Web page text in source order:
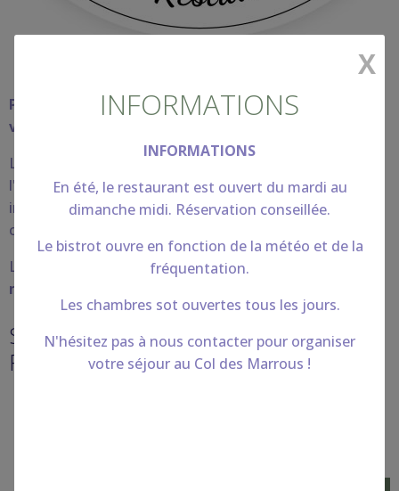
Privilégiez la réservation en direct, on s'occupe de
vous, on s’occupe de tout
Lorsque vous réservez en direct, vous confiez à l'hôtel
l'intégralité de votre réservation. L'hôtel est votre seul
interlocuteur et nous savons prendre soin de nos
clients.
Lorsque vous
réservez en direct, nos tarifs sont
moins chers et notre attention totale.
SOYEZ MALIN - 3 MANIÈRES DE
RÉSERVER MOINS CHER :
X
INFORMATIONS
INFORMATIONS
En été, le restaurant est ouvert du mardi au
dimanche midi. Réservation conseillée.
Le bistrot ouvre en fonction de la météo et de la
fréquentation.
Les chambres sot ouvertes tous les jours.
N'hésitez pas à nous contacter pour organiser
votre séjour au Col des Marrous !